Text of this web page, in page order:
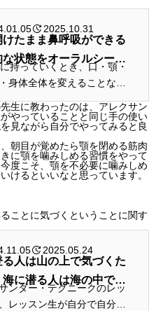
2025.10.31
けたまま鼻呼吸ができる
な状態をオーラルシール
持っていくとき、口・顎・
身体全体を変えることなく
シールを外すだけです。
生に教わったのは、アレクサン
やっていることと同じ手の使い
見ながら自分でやってみると良
朝目が覚めたら顎を閉める筋肉
に顎を噛みしめる習慣をやって
度こそ、顎を不必要に噛みしめ
けるといいなと思っています。
ことに気づくということに関す
2025.05.24
る人は山の上で気づくた
海に潜る人は海の中で気
に
ンダー・テクニークのレッ
レッスン生が自分で自分の